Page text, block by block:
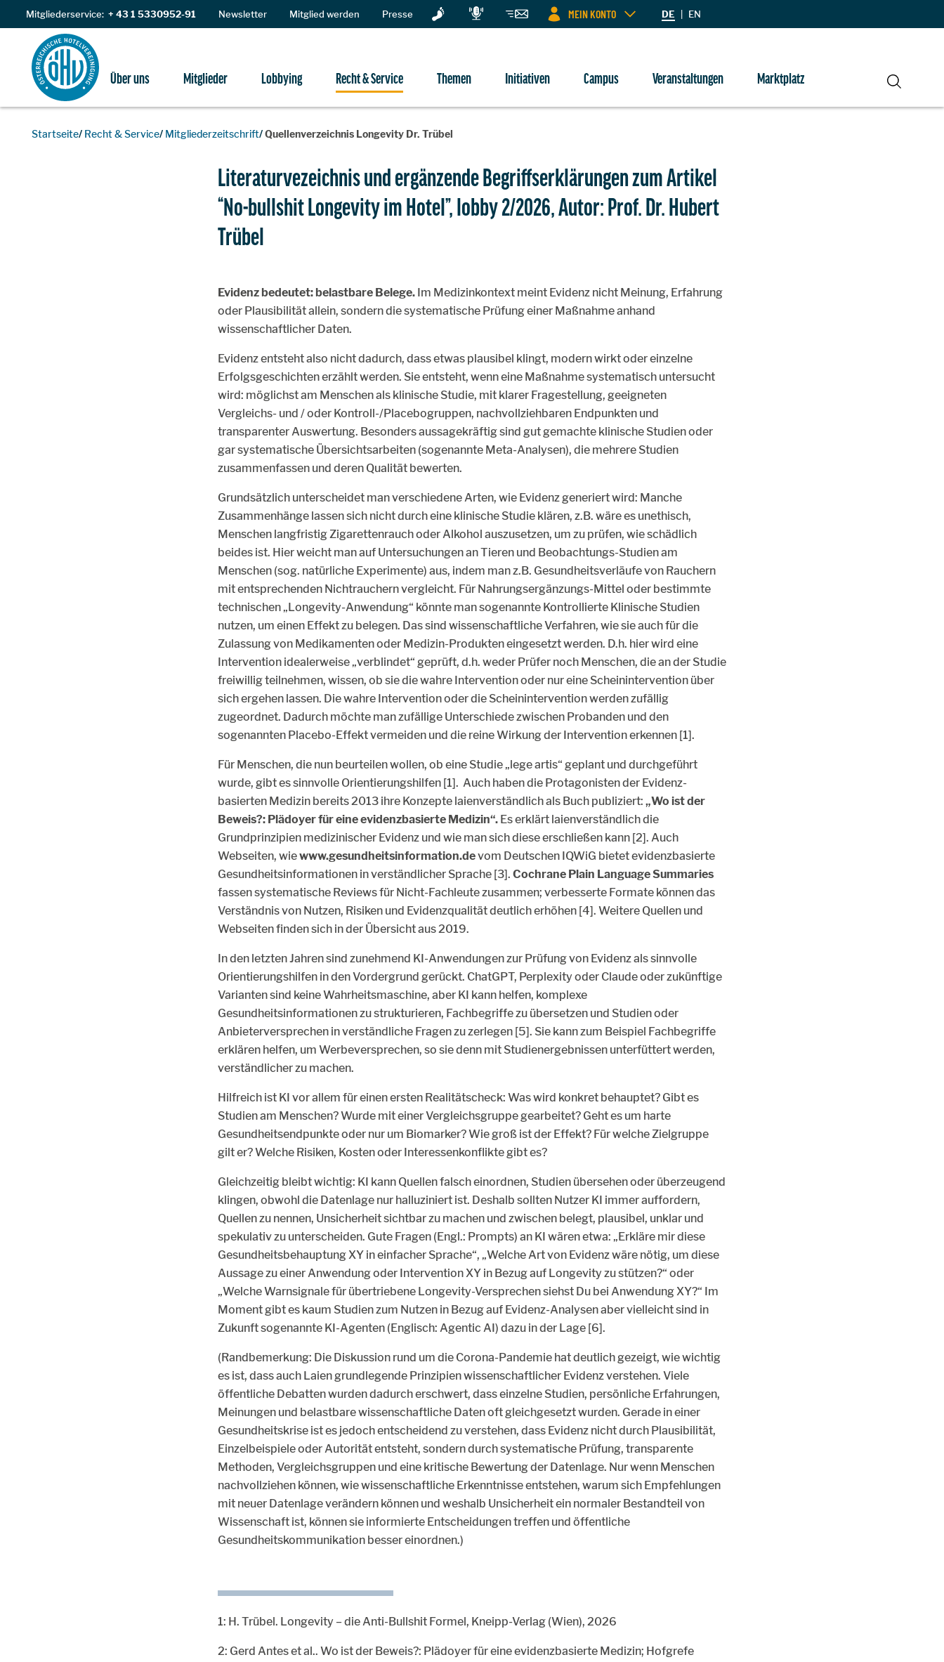
Zum Inhalt
Mitgliederservice: + 43 1 5330952-91 Newsletter Mitglied werden Presse MEIN KONTO DE | EN
Über uns Mitglieder Lobbying Recht & Service Themen Initiativen Campus Veranstaltungen
Marktplatz
Suche
Startseite Recht & Service Mitgliederzeitschrift Quellenverzeichnis Longevity Dr. Trübel
Literaturvezeichnis und ergänzende Begriffserklärungen zum Artikel
“No-bullshit Longevity im Hotel”, lobby 2/2026, Autor: Prof. Dr. Hubert
Trübel
Evidenz bedeutet: belastbare Belege.Im Medizinkontext meint Evidenz nicht Meinung, Erfahrung
oder Plausibilität allein, sondern die systematische Prüfung einer Maßnahme anhand
wissenschaftlicher Daten.
Evidenz entsteht also nicht dadurch, dass etwas plausibel klingt, modern wirkt oder einzelne
Erfolgsgeschichten erzählt werden. Sie entsteht, wenn eine Maßnahme systematisch untersucht
wird: möglichst am Menschen als klinische Studie, mit klarer Fragestellung, geeigneten
Vergleichs- und / oder Kontroll-/Placebogruppen, nachvollziehbaren Endpunkten und
transparenter Auswertung. Besonders aussagekräftig sind gut gemachte klinische Studien oder
gar systematische Übersichtsarbeiten (sogenannte Meta-Analysen), die mehrere Studien
zusammenfassen und deren Qualität bewerten.
Grundsätzlich unterscheidet man verschiedene Arten, wie Evidenz generiert wird: Manche
Zusammenhänge lassen sich nicht durch eine klinische Studie klären, z.B. wäre es unethisch,
Menschen langfristig Zigarettenrauch oder Alkohol auszusetzen, um zu prüfen, wie schädlich
beides ist. Hier weicht man auf Untersuchungen an Tieren und Beobachtungs-Studien am
Menschen (sog. natürliche Experimente) aus, indem man z.B. Gesundheitsverläufe von Rauchern
mit entsprechenden Nichtrauchern vergleicht. Für Nahrungsergänzungs-Mittel oder bestimmte
technischen „Longevity-Anwendung“ könnte man sogenannte Kontrollierte Klinische Studien
nutzen, um einen Effekt zu belegen. Das sind wissenschaftliche Verfahren, wie sie auch für die
Zulassung von Medikamenten oder Medizin-Produkten eingesetzt werden. D.h. hier wird eine
Intervention idealerweise „verblindet“ geprüft, d.h. weder Prüfer noch Menschen, die an der Studie
freiwillig teilnehmen, wissen, ob sie die wahre Intervention oder nur eine Scheinintervention über
sich ergehen lassen. Die wahre Intervention oder die Scheinintervention werden zufällig
zugeordnet. Dadurch möchte man zufällige Unterschiede zwischen Probanden und den
sogenannten Placebo-Effekt vermeiden und die reine Wirkung der Intervention erkennen [1].
Für Menschen, die nun beurteilen wollen, ob eine Studie „lege artis“ geplant und durchgeführt
wurde, gibt es sinnvolle Orientierungshilfen [1]. Auch haben die Protagonisten der Evidenz-
basierten Medizin bereits 2013 ihre Konzepte laienverständlich als Buch publiziert: „Wo ist der
Beweis?: Plädoyer für eine evidenzbasierte Medizin“. Es erklärt laienverständlich die
Grundprinzipien medizinischer Evidenz und wie man sich diese erschließen kann [2]. Auch
Webseiten, wiewww.gesundheitsinformation.devom Deutschen IQWiG bietet evidenzbasierte
Gesundheitsinformationen in verständlicher Sprache [3]. Cochrane Plain Language Summaries
fassen systematische Reviews für Nicht-Fachleute zusammen; verbesserte Formate können das
Verständnis von Nutzen, Risiken und Evidenzqualität deutlich erhöhen [4]. Weitere Quellen und
Webseiten finden sich in der Übersicht aus 2019.
In den letzten Jahren sind zunehmend KI-Anwendungen zur Prüfung von Evidenz als sinnvolle
Orientierungshilfen in den Vordergrund gerückt. ChatGPT, Perplexity oder Claude oder zukünftige
Varianten sind keine Wahrheitsmaschine, aber KI kann helfen, komplexe
Gesundheitsinformationen zu strukturieren, Fachbegriffe zu übersetzen und Studien oder
Anbieterversprechen in verständliche Fragen zu zerlegen [5]. Sie kann zum Beispiel Fachbegriffe
erklären helfen, um Werbeversprechen, so sie denn mit Studienergebnissen unterfüttert werden,
verständlicher zu machen.
Hilfreich ist KI vor allem für einen ersten Realitätscheck: Was wird konkret behauptet? Gibt es
Studien am Menschen? Wurde mit einer Vergleichsgruppe gearbeitet? Geht es um harte
Gesundheitsendpunkte oder nur um Biomarker? Wie groß ist der Effekt? Für welche Zielgruppe
gilt er? Welche Risiken, Kosten oder Interessenkonflikte gibt es?
Gleichzeitig bleibt wichtig: KI kann Quellen falsch einordnen, Studien übersehen oder überzeugend
klingen, obwohl die Datenlage nur halluziniert ist. Deshalb sollten Nutzer KI immer auffordern,
Quellen zu nennen, Unsicherheit sichtbar zu machen und zwischen belegt, plausibel, unklar und
spekulativ zu unterscheiden. Gute Fragen (Engl.: Prompts) an KI wären etwa: „Erkläre mir diese
Gesundheitsbehauptung XY in einfacher Sprache“, „Welche Art von Evidenz wäre nötig, um diese
Aussage zu einer Anwendung oder Intervention XY in Bezug auf Longevity zu stützen?“ oder
„Welche Warnsignale für übertriebene Longevity-Versprechen siehst Du bei Anwendung XY?“ Im
Moment gibt es kaum Studien zum Nutzen in Bezug auf Evidenz-Analysen aber vielleicht sind in
Zukunft sogenannte KI-Agenten (Englisch: Agentic AI) dazu in der Lage [6].
(Randbemerkung: Die Diskussion rund um die Corona-Pandemie hat deutlich gezeigt, wie wichtig
es ist, dass auch Laien grundlegende Prinzipien wissenschaftlicher Evidenz verstehen. Viele
öffentliche Debatten wurden dadurch erschwert, dass einzelne Studien, persönliche Erfahrungen,
Meinungen und belastbare wissenschaftliche Daten oft gleichgesetzt wurden. Gerade in einer
Gesundheitskrise ist es jedoch entscheidend zu verstehen, dass Evidenz nicht durch Plausibilität,
Einzelbeispiele oder Autorität entsteht, sondern durch systematische Prüfung, transparente
Methoden, Vergleichsgruppen und eine kritische Bewertung der Datenlage. Nur wenn Menschen
nachvollziehen können, wie wissenschaftliche Erkenntnisse entstehen, warum sich Empfehlungen
mit neuer Datenlage verändern können und weshalb Unsicherheit ein normaler Bestandteil von
Wissenschaft ist, können sie informierte Entscheidungen treffen und öffentliche
Gesundheitskommunikation besser einordnen.)
1: H. Trübel. Longevity – die Anti-Bullshit Formel, Kneipp-Verlag (Wien), 2026
2: Gerd Antes et al.. Wo ist der Beweis?: Plädoyer für eine evidenzbasierte Medizin; Hofgrefe